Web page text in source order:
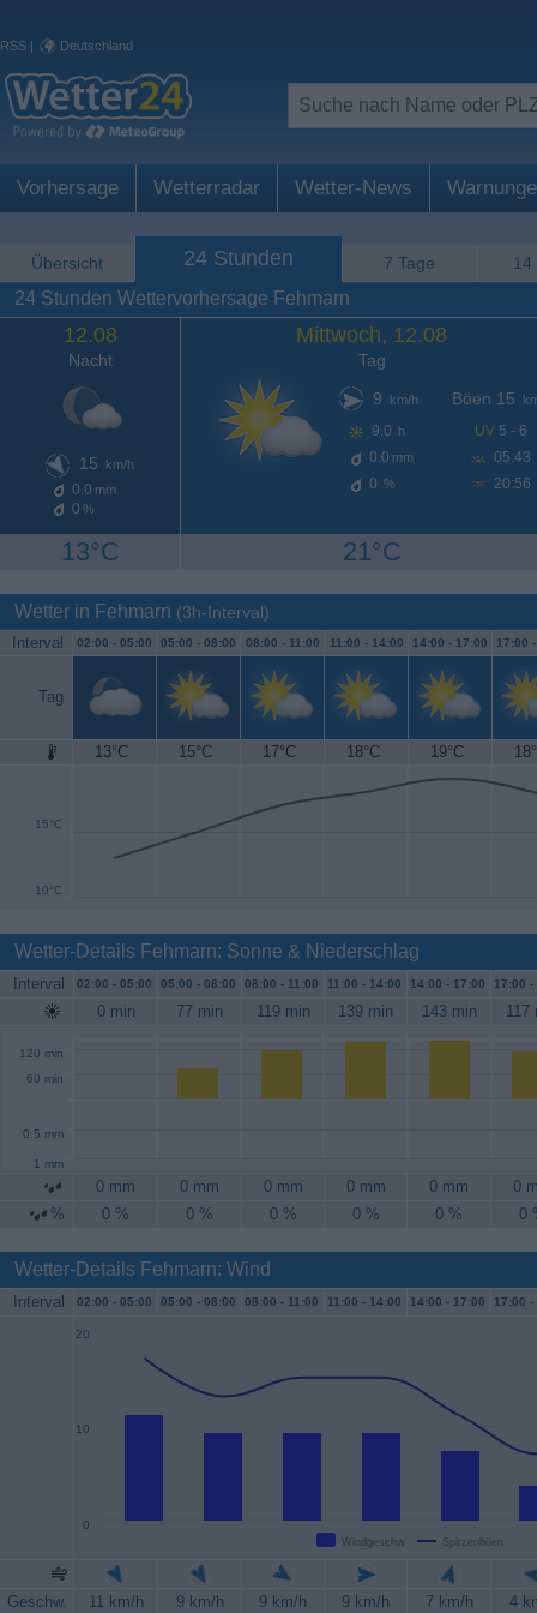
RSS | Deutschland
Vorhersage Wetterradar Wetter-News
Übersicht 24 Stunden 7 Tage 14
24 Stunden Wettervorhersage Fehmarn
12.08
Nacht
15 km/h
0.0 mm
0 %
13°C
Mittwoch, 12.08
Tag
9
km/h
9,0 h
0.0 mm
0 %
Böen 15
UV 5 - 6
05:43
20:56
21°C
Wetter in Fehmarn (3h-Interval)
Interval 02:00 - 05:00 05:00 - 08:00 08:00 - 11:00 11:00 - 14:00 14:00 - 17:00 17:00
Tag
13°C 15°C 17°C 18°C 19°C
10°C
15°C
20°C
Wetter-Details Fehmarn: Sonne & Niederschlag
Interval 02:00 - 05:00 05:00 - 08:00 08:00 - 11:00 11:00 - 14:00 14:00 - 17:00 17:00 -
0 min 77 min 119 min 139 min 143 min 117
60 min
120 min
0.5 mm
1 mm
0 mm 0 mm 0 mm 0 mm 0 mm
0
%
0 % 0 % 0 % 0 % 0 % 0
Wetter-Details Fehmarn: Wind
Interval 02:00 - 05:00 05:00 - 08:00 08:00 - 11:00 11:00 - 14:00 14:00 - 17:00 17:00 -
Windgeschw. Spitzenböen
0
10
20
Geschw. 11 km/h 9 km/h 9 km/h 9 km/h 7 km/h
4